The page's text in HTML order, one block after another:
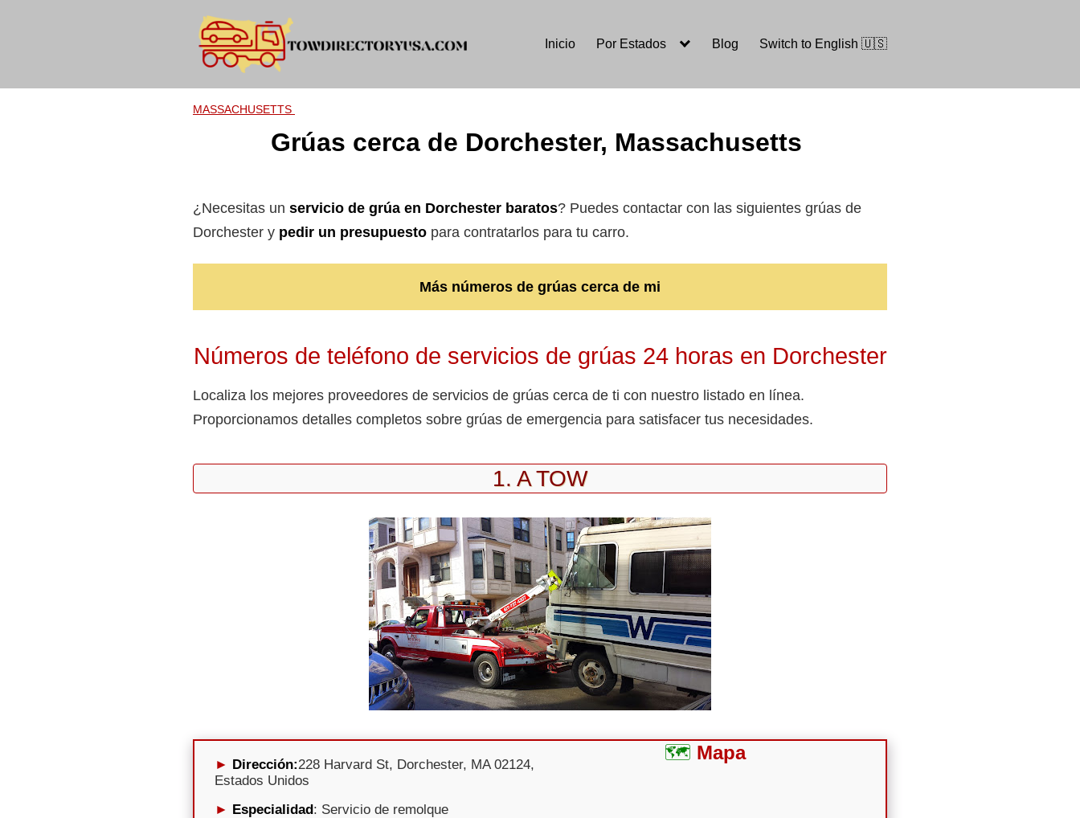
Inicio Por Estados Blog Switch to English 🇺🇸
MASSACHUSETTS
Grúas cerca de Dorchester, Massachusetts
¿Necesitas un servicio de grúa en Dorchester baratos? Puedes contactar con las siguientes grúas de
Dorchester y pedir un presupuesto para contratarlos para tu carro.
Más números de grúas cerca de mi
Números de teléfono de servicios de grúas 24 horas en Dorchester
Localiza los mejores proveedores de servicios de grúas cerca de ti con nuestro listado en línea.
Proporcionamos detalles completos sobre grúas de emergencia para satisfacer tus necesidades.
1. A TOW
Dirección:228 Harvard St, Dorchester, MA 02124,
Estados Unidos
Especialidad: Servicio de remolque
Mapa